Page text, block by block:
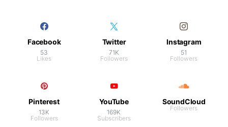
Facebook
53
Likes
Twitter
71K
Followers
Instagram
51
Followers
Pinterest
13K
Followers
YouTube
169K
Subscribers
SoundCloud
Followers